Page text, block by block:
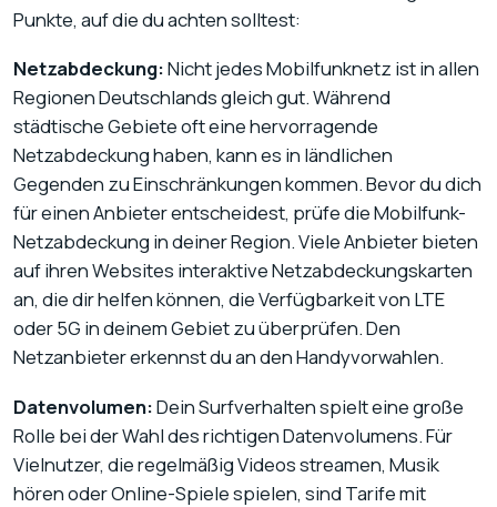
Punkte, auf die du achten solltest:
Netzabdeckung:Nicht jedes Mobilfunknetz ist in allen
Regionen Deutschlands gleich gut. Während
städtische Gebiete oft eine hervorragende
Netzabdeckung haben, kann es in ländlichen
Gegenden zu Einschränkungen kommen. Bevor du dich
für einen Anbieter entscheidest, prüfe die Mobilfunk-
Netzabdeckung in deiner Region. Viele Anbieter bieten
auf ihren Websites interaktive Netzabdeckungskarten
an, die dir helfen können, die Verfügbarkeit von LTE
oder 5G in deinem Gebiet zu überprüfen. Den
Netzanbieter erkennst du an den Handyvorwahlen.
Datenvolumen:Dein Surfverhalten spielt eine große
Rolle bei der Wahl des richtigen Datenvolumens. Für
Vielnutzer, die regelmäßig Videos streamen, Musik
hören oder Online-Spiele spielen, sind Tarife mit